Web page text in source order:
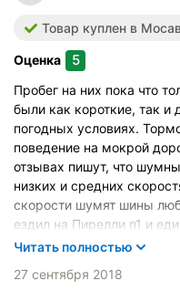
Товар куплен в
Оценка 5
Пробег на них пока что
были как короткие, так и
погодных условиях.
поведение на мокрой
отзывах пишут, что
низких и средних
скорости шумят шины
ездил на Пирелли п1 и
разница, которая
цену можно менять их
Читать полностью
27 сентября 2018